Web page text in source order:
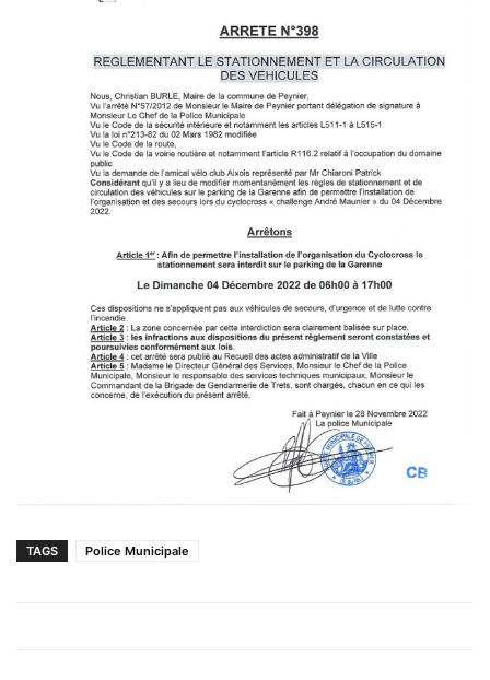
TAGS Police Municipale